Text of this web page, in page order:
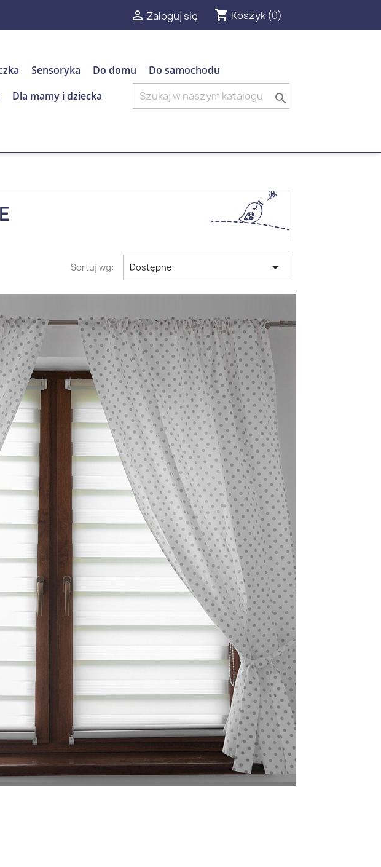
 Zaloguj się shopping_cart Koszyk (0)
Sensoryka Do domu
Do samochodu
Dla mamy i dziecka 
Sortuj wg: Dostępne 